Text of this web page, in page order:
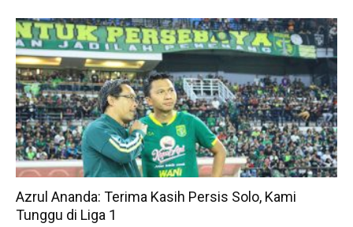
Azrul Ananda: Terima Kasih Persis Solo, Kami
Tunggu di Liga 1